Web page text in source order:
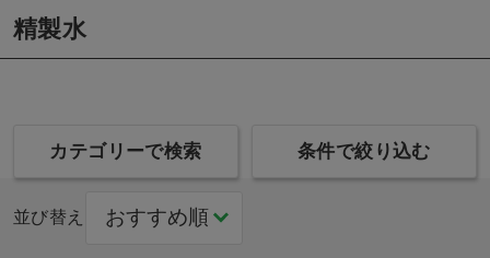
精製水
カテゴリーで検索 条件で絞り込む
並び替え